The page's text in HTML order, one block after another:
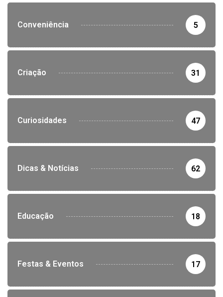
Conveniência 5
Criação 31
Curiosidades 47
Dicas & Notícias 62
Educação 18
Festas & Eventos 17